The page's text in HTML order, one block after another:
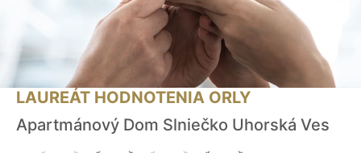
LAUREÁT HODNOTENIA ORLY
Apartmánový Dom Slniečko Uhorská Ves